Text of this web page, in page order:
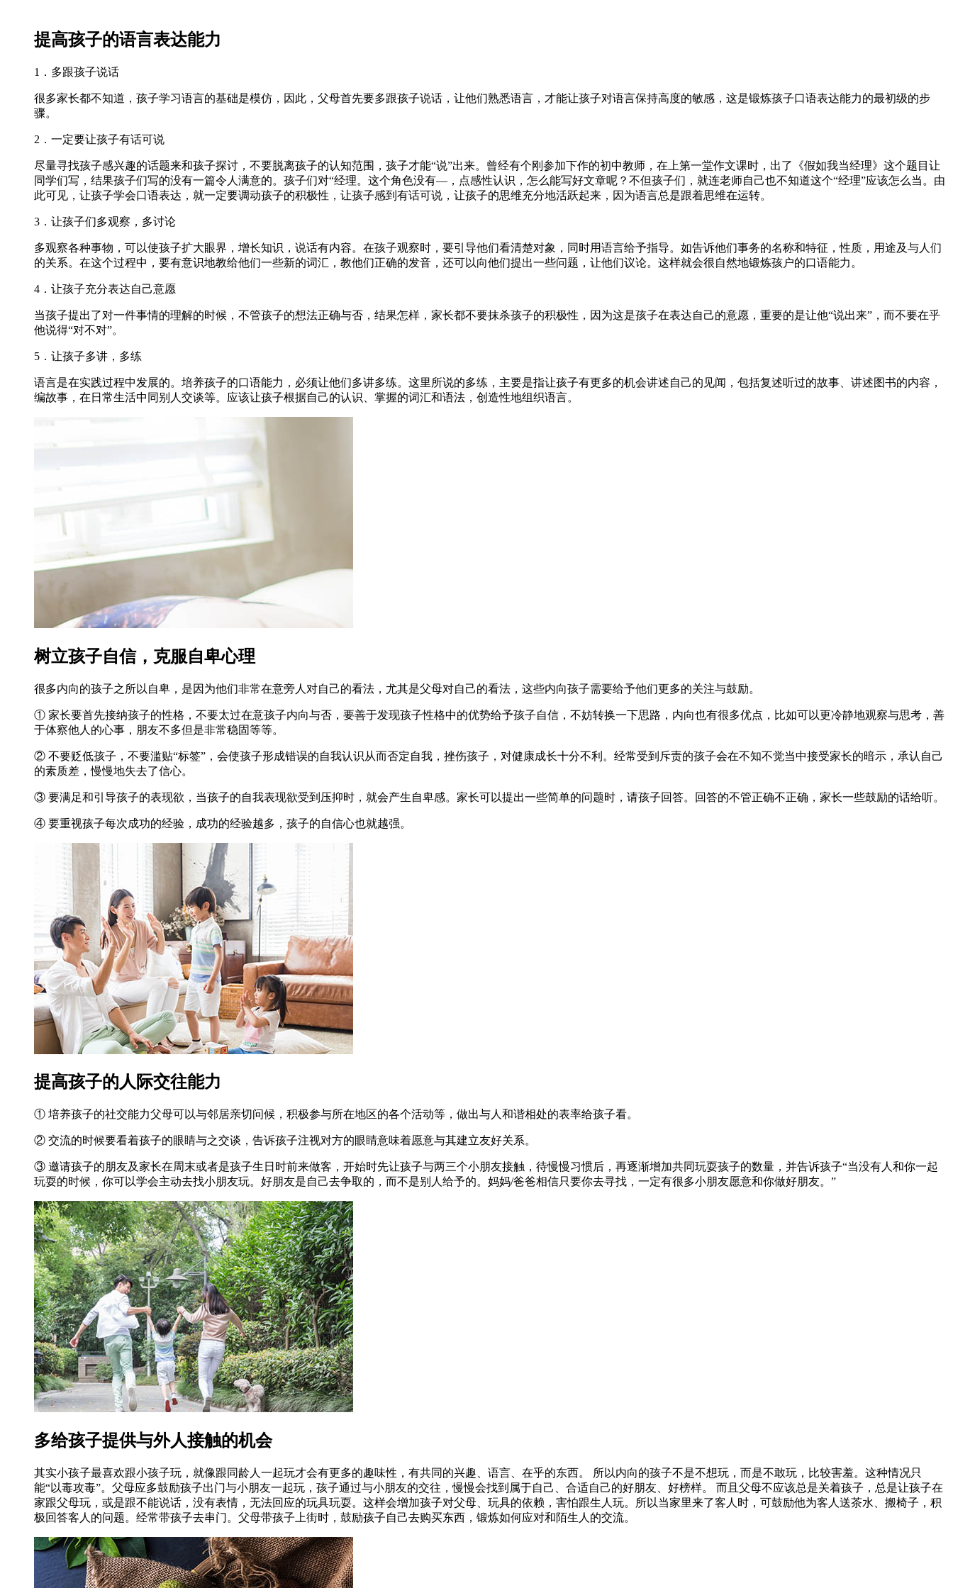
提高孩子的语言表达能力
1．多跟孩子说话
很多家长都不知道，孩子学习语言的基础是模仿，因此，父母首先要多跟孩子说话，让他们熟悉语言，才能让孩子对语言保持高度的敏感，这是锻炼孩子口语表达能力的最初级的步
骤。
2．一定要让孩子有话可说
尽量寻找孩子感兴趣的话题来和孩子探讨，不要脱离孩子的认知范围，孩子才能“说”出来。曾经有个刚参加下作的初中教师，在上第一堂作文课时，出了《假如我当经理》这个题目让
同学们写，结果孩子们写的没有一篇令人满意的。孩子们对“经理。这个角色没有—，点感性认识，怎么能写好文章呢？不但孩子们，就连老师自己也不知道这个“经理”应该怎么当。由
此可见，让孩子学会口语表达，就一定要调动孩子的积极性，让孩子感到有话可说，让孩子的思维充分地活跃起来，因为语言总是跟着思维在运转。
3．让孩子们多观察，多讨论
多观察各种事物，可以使孩子扩大眼界，增长知识，说话有内容。在孩子观察时，要引导他们看清楚对象，同时用语言给予指导。如告诉他们事务的名称和特征，性质，用途及与人们
的关系。在这个过程中，要有意识地教给他们一些新的词汇，教他们正确的发音，还可以向他们提出一些问题，让他们议论。这样就会很自然地锻炼孩户的口语能力。
4．让孩子充分表达自己意愿
当孩子提出了对一件事情的理解的时候，不管孩子的想法正确与否，结果怎样，家长都不要抹杀孩子的积极性，因为这是孩子在表达自己的意愿，重要的是让他“说出来”，而不要在乎
他说得“对不对”。
5．让孩子多讲，多练
语言是在实践过程中发展的。培养孩子的口语能力，必须让他们多讲多练。这里所说的多练，主要是指让孩子有更多的机会讲述自己的见闻，包括复述听过的故事、讲述图书的内容，
编故事，在日常生活中同别人交谈等。应该让孩子根据自己的认识、掌握的词汇和语法，创造性地组织语言。
树立孩子自信，克服自卑心理
很多内向的孩子之所以自卑，是因为他们非常在意旁人对自己的看法，尤其是父母对自己的看法，这些内向孩子需要给予他们更多的关注与鼓励。
① 家长要首先接纳孩子的性格，不要太过在意孩子内向与否，要善于发现孩子性格中的优势给予孩子自信，不妨转换一下思路，内向也有很多优点，比如可以更冷静地观察与思考，善
于体察他人的心事，朋友不多但是非常稳固等等。
② 不要贬低孩子，不要滥贴“标签”，会使孩子形成错误的自我认识从而否定自我，挫伤孩子，对健康成长十分不利。经常受到斥责的孩子会在不知不觉当中接受家长的暗示，承认自己
的素质差，慢慢地失去了信心。
③ 要满足和引导孩子的表现欲，当孩子的自我表现欲受到压抑时，就会产生自卑感。家长可以提出一些简单的问题时，请孩子回答。回答的不管正确不正确，家长一些鼓励的话给听。
④ 要重视孩子每次成功的经验，成功的经验越多，孩子的自信心也就越强。
提高孩子的人际交往能力
① 培养孩子的社交能力父母可以与邻居亲切问候，积极参与所在地区的各个活动等，做出与人和谐相处的表率给孩子看。
② 交流的时候要看着孩子的眼睛与之交谈，告诉孩子注视对方的眼睛意味着愿意与其建立友好关系。
③ 邀请孩子的朋友及家长在周末或者是孩子生日时前来做客，开始时先让孩子与两三个小朋友接触，待慢慢习惯后，再逐渐增加共同玩耍孩子的数量，并告诉孩子“当没有人和你一起
玩耍的时候，你可以学会主动去找小朋友玩。好朋友是自己去争取的，而不是别人给予的。妈妈/爸爸相信只要你去寻找，一定有很多小朋友愿意和你做好朋友。”
多给孩子提供与外人接触的机会
其实小孩子最喜欢跟小孩子玩，就像跟同龄人一起玩才会有更多的趣味性，有共同的兴趣、语言、在乎的东西。 所以内向的孩子不是不想玩，而是不敢玩，比较害羞。这种情况只
能“以毒攻毒”。父母应多鼓励孩子出门与小朋友一起玩，孩子通过与小朋友的交往，慢慢会找到属于自己、合适自己的好朋友、好榜样。 而且父母不应该总是关着孩子，总是让孩子在
家跟父母玩，或是跟不能说话，没有表情，无法回应的玩具玩耍。这样会增加孩子对父母、玩具的依赖，害怕跟生人玩。所以当家里来了客人时，可鼓励他为客人送茶水、搬椅子，积
极回答客人的问题。经常带孩子去串门。父母带孩子上街时，鼓励孩子自己去购买东西，锻炼如何应对和陌生人的交流。